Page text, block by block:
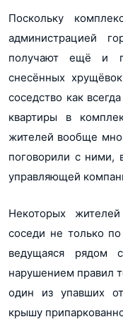
Поскольку
администрацией
получают ещё и
снесённых
соседство как
квартиры в
жителей вообще
поговорили с ними,
управляющей
Некоторых
соседи не только
ведущаяся рядом
нарушением правил
один из упавших
крышу